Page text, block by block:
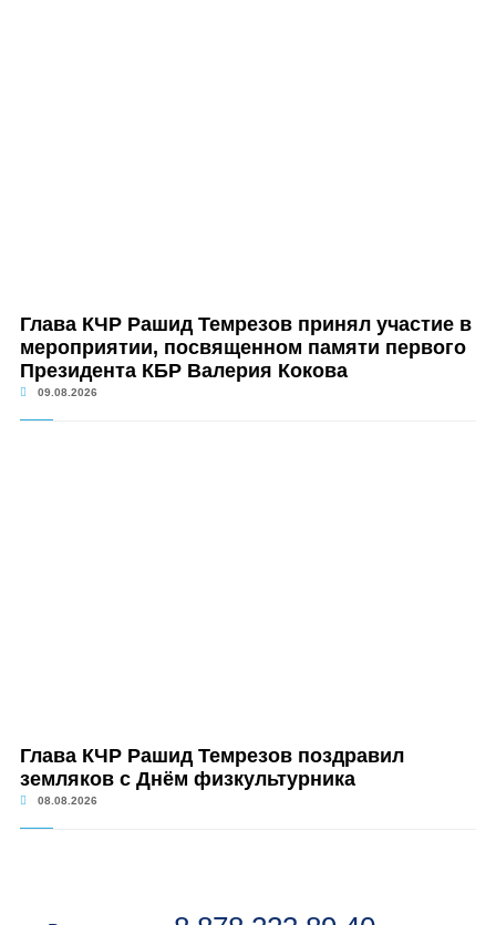
Глава КЧР Рашид Темрезов принял участие в
мероприятии, посвященном памяти первого
Президента КБР Валерия Кокова
09.08.2026
Глава КЧР Рашид Темрезов поздравил
земляков с Днём физкультурника
08.08.2026